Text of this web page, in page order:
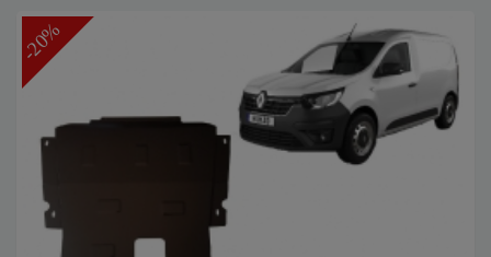
-20%